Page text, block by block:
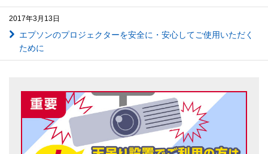
2017年3月13日
エプソンのプロジェクターを安全に・安心してご使用いただく
ために